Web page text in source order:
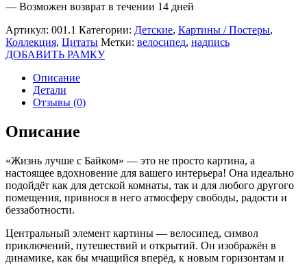
— Возможен возврат в течении 14 дней
Артикул: 001.1 Категории: Детские, Картины / Постеры,
Коллекция, Цитаты Метки: велосипед, надпись
ДОБАВИТЬ РАМКУ
Описание
Детали
Отзывы (0)
Описание
«Жизнь лучше с Байком» — это не просто картина, а
настоящее вдохновение для вашего интерьера! Она идеально
подойдёт как для детской комнаты, так и для любого другого
помещения, привнося в него атмосферу свободы, радости и
беззаботности.
Центральный элемент картины — велосипед, символ
приключений, путешествий и открытий. Он изображён в
динамике, как бы мчащийся вперёд, к новым горизонтам и